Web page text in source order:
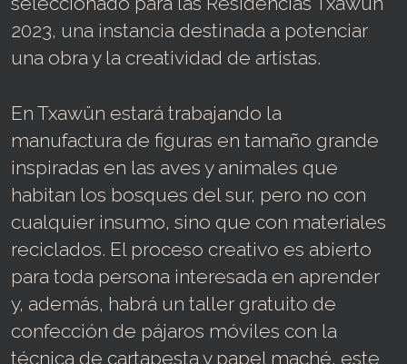
2023, una instancia destinada a potenciar
una obra y la creatividad de artistas.
En Txawün estará trabajando la
manufactura de figuras en tamaño grande
inspiradas en las aves y animales que
habitan los bosques del sur, pero no con
cualquier insumo, sino que con materiales
reciclados. El proceso creativo es abierto
para toda persona interesada en aprender
y, además, habrá un taller gratuito de
confección de pájaros móviles con la
técnica de cartapesta y papel maché, este